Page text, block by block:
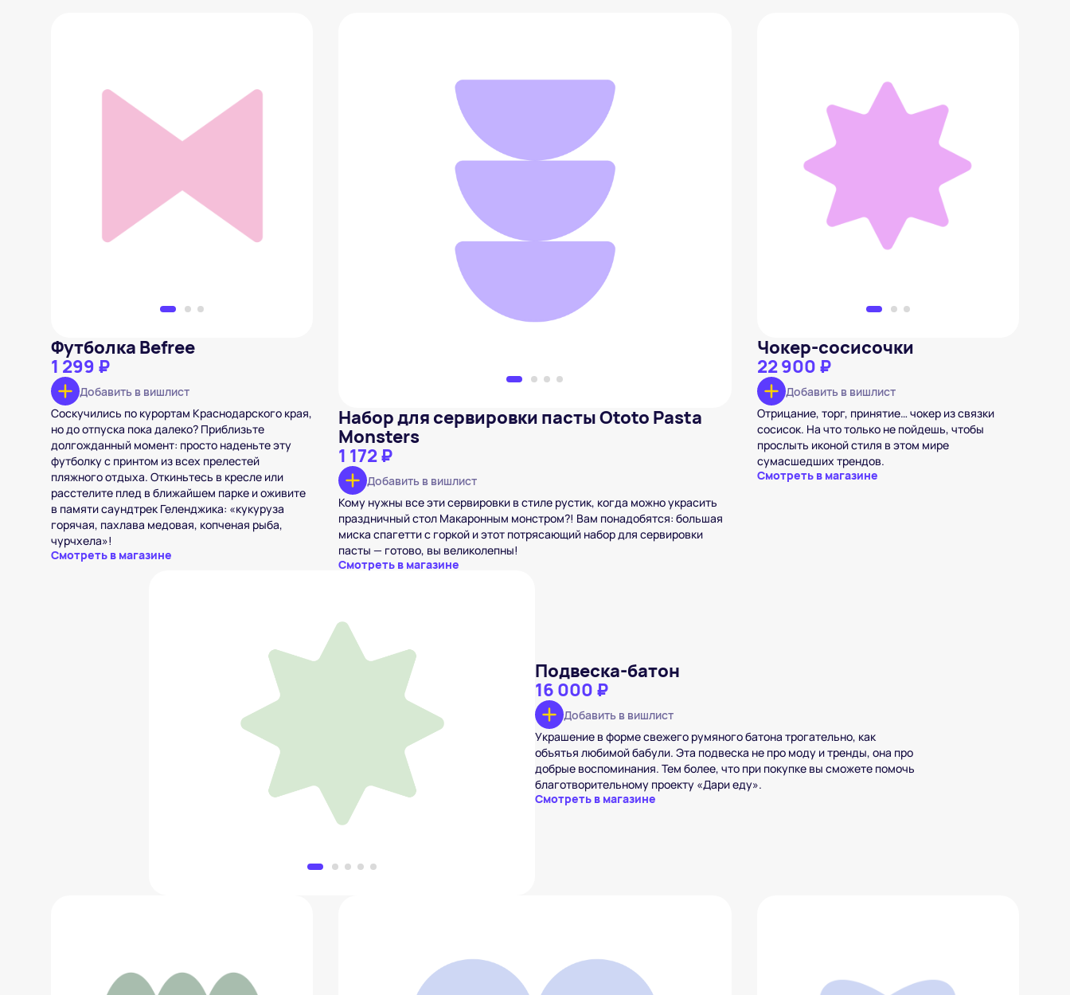
Добавить в вишлист
Футболка Befree
1 299 ₽
Добавить в вишлист
Соскучились по курортам Краснодарского края,
но до отпуска пока далеко? Приблизьте
долгожданный момент: просто наденьте эту
футболку с принтом из всех прелестей
пляжного отдыха. Откиньтесь в кресле или
расстелите плед в ближайшем парке и оживите
в памяти саундтрек Геленджика: «кукуруза
горячая, пахлава медовая, копченая рыба,
чурчхела»!
Смотреть в магазине
Набор для сервировки пасты Ototo Pasta Monsters
Добавить в вишлист
Набор для сервировки пасты Ototo Pasta
Monsters
1 172 ₽
Добавить в вишлист
Кому нужны все эти сервировки в стиле рустик, когда можно украсить
праздничный стол Макаронным монстром?! Вам понадобятся: большая
миска спагетти с горкой и этот потрясающий набор для сервировки
пасты — готово, вы великолепны!
Смотреть в магазине
Чокер-сосисочки
22 900 ₽
Добавить в вишлист
Отрицание, торг, принятие… чокер из связки
сосисок. На что только не пойдешь, чтобы
прослыть иконой стиля в этом мире
сумасшедших трендов.
Смотреть в магазине
Подвеска-батон
16 000 ₽
Добавить в вишлист
Украшение в форме свежего румяного батона трогательно, как
объятья любимой бабули. Эта подвеска не про моду и тренды, она про
добрые воспоминания. Тем более, что при покупке вы сможете помочь
благотворительному проекту «Дари еду».
Смотреть в магазине